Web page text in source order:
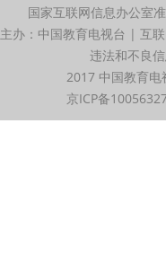
国家互联网信息办公室
主办：中国教育电视台 | 互
违法和不良
2017 中国教育
京ICP备